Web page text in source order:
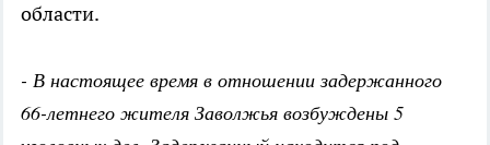
области.
- В настоящее время в отношении задержанного
66-летнего жителя Заволжья возбуждены 5